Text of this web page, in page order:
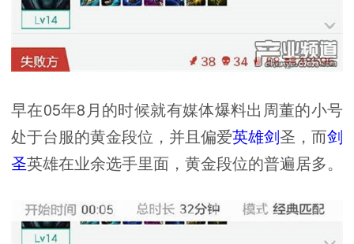
早在05年8月的时候就有媒体爆料出周董的小号
处于台服的黄金段位，并且偏爱英雄剑圣，而剑
圣英雄在业余选手里面，黄金段位的普遍居多。